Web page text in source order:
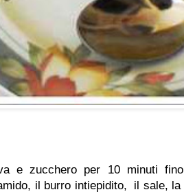
e zucchero per 10 minuti
il burro intiepidito, il sale,